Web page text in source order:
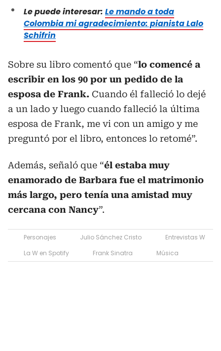
Le puede interesar: Le mando a toda
Colombia mi agradecimiento: pianista Lalo
Schifrin
Sobre su libro comentó que “lo comencé a
escribir en los 90 por un pedido de la
esposa de Frank. Cuando él falleció lo dejé
a un lado y luego cuando falleció la última
esposa de Frank, me vi con un amigo y me
preguntó por el libro, entonces lo retomé”.
Además, señaló que “él estaba muy
enamorado de Barbara fue el matrimonio
más largo, pero tenía una amistad muy
cercana con Nancy”.
Personajes Julio Sánchez Cristo
Entrevistas W
La W en Spotify
Frank Sinatra Música